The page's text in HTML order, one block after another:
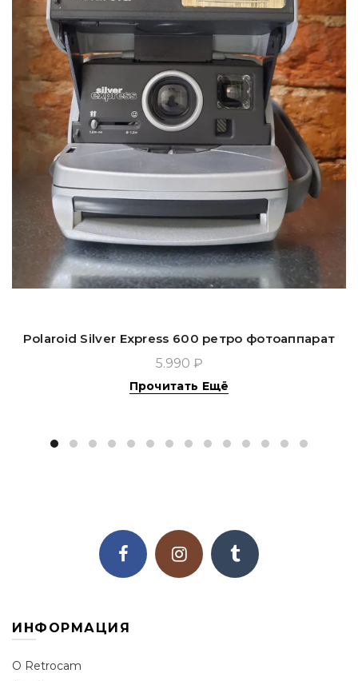
Polaroid Silver Express 600 ретро фотоаппарат
5.990 ₽
Прочитать Ещё
ИНФОРМАЦИЯ
О Retrocam